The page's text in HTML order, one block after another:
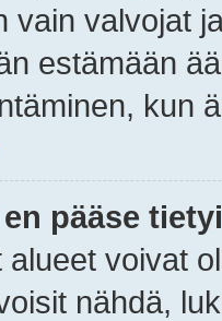
vain valvojat
estämään
kun
pääse
alueet voivat
nähdä,